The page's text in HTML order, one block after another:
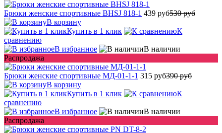
Брюки женские спортивные BHSJ 818-1 439 руб530 руб
В корзину
Купить в 1 клик
К
сравнению
В избранное
В наличии
Распродажа
Брюки женские спортивные МД-01-1-1 315 руб390 руб
В корзину
Купить в 1 клик
К
сравнению
В избранное
В наличии
Распродажа